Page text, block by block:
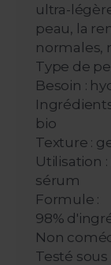
ultra-
peau, la
normales,
Type de
Besoin :
bio
Texture :
Utilisation
sérum
Formule :
98%
Non
Testé